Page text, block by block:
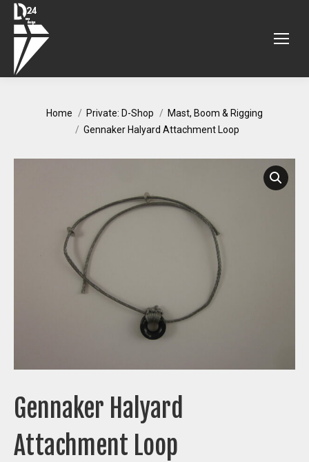
Home Private: D-Shop
Mast, Boom & Rigging
Gennaker Halyard Attachment Loop
Gennaker Halyard
Attachment Loop